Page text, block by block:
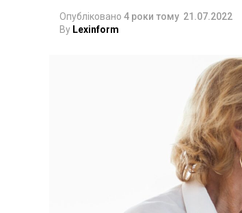
Опубліковано 4 роки тому 21.07.2022
By Lexinform